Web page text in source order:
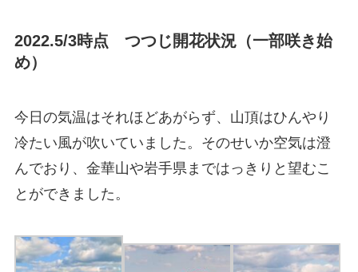
2022.5/3時点 つつじ開花状況（一部咲き始
め）
今日の気温はそれほどあがらず、山頂はひんやり
冷たい風が吹いていました。そのせいか空気は澄
んでおり、金華山や岩手県まではっきりと望むこ
とができました。